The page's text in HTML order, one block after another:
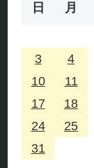
日 月
3
4
10
11
17
18
24
25
31